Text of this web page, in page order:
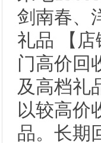
剑南春、
礼品 【
门高价回
及高档礼
以较高价
品。长期